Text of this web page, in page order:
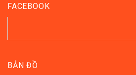
FACEBOOK
BẢN ĐỒ